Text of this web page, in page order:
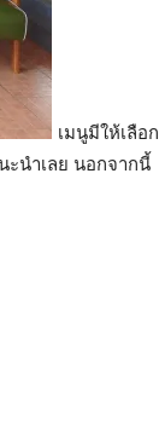
เมนูมีให้เลือก
ะนำเลย นอกจากนี้